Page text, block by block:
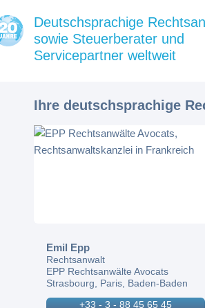
Deutschsprachige
sowie Steuerberater und
Servicepartner weltweit
Ihre deutschsprachige
Emil Epp
Rechtsanwalt
EPP Rechtsanwälte Avocats
Strasbourg, Paris, Baden-Baden
+33 - 3 - 88 45 65 45